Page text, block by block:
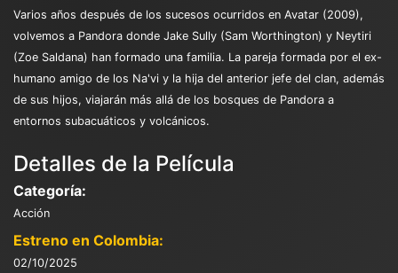
Varios años después de los sucesos ocurridos en Avatar (2009),
volvemos a Pandora donde Jake Sully (Sam Worthington) y Neytiri
(Zoe Saldana) han formado una familia. La pareja formada por el ex-
humano amigo de los Na'vi y la hija del anterior jefe del clan, además
de sus hijos, viajarán más allá de los bosques de Pandora a
entornos subacuáticos y volcánicos.
Detalles de la Película
Categoría:
Acción
Estreno en Colombia:
02/10/2025